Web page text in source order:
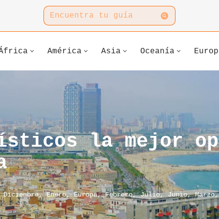
América Asia Oceanía
la mejor
Diciembre,Enero,Europa,Febrero,Julio,Junio,Marzo